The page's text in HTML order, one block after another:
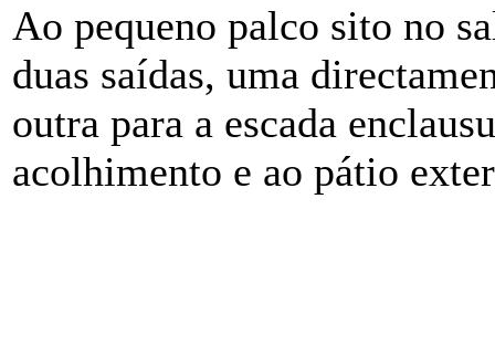
Ao pequeno palco sito no
duas saídas, uma
outra para a escada
acolhimento e ao pátio